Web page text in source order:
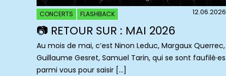
CONCERTS FLASHBACK 12.06.2026
📷 RETOUR SUR : MAI 2026
Au mois de mai, c’est Ninon Leduc, Margaux Querrec,
Guillaume Gesret, Samuel Tarin, qui se sont faufilé·es
parmi vous pour saisir […]